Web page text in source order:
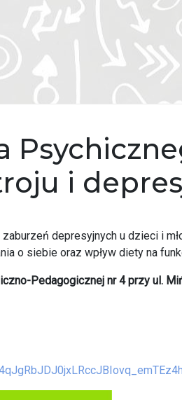
i
depresyjnych u dzieci i
o siebie oraz wpływ diety na
Pedagogicznej nr 4 przy ul.